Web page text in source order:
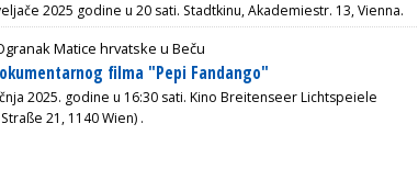
2025 godine u 20 sati. Stadtkinu, Akademiestr. 13, Vienna.
Matice hrvatske u Beču
filma "Pepi Fandango"
2025. godine u 16:30 sati. Kino Breitenseer Lichtspeiele
21, 1140 Wien) .